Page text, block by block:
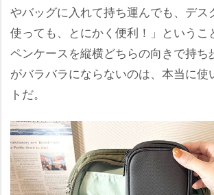
バッグに入れて持ち運んでも、デス
使っても、とにかく便利！」というこ
ペンケースを縦横どちらの向きで持ち
がバラバラにならないのは、本当に使
トだ。